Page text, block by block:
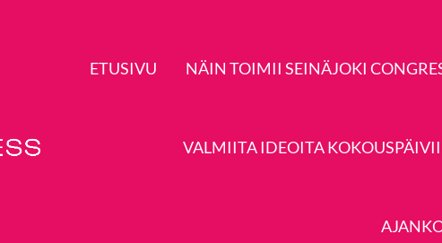
ETUSIVU NÄIN TOIMII SEINÄJOKI
VALMIITA IDEOITA